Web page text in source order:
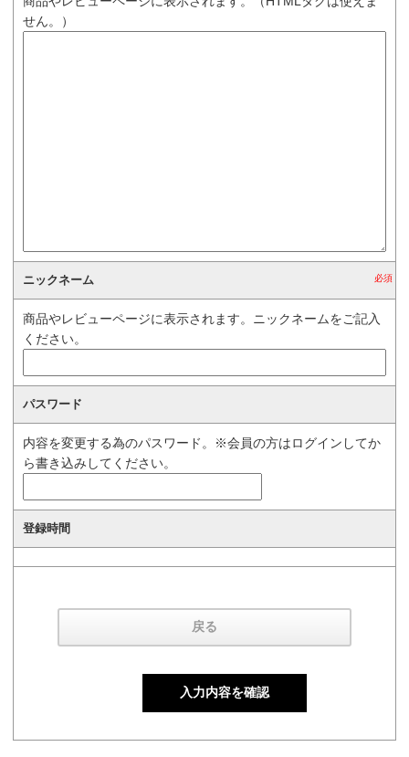
せん。）
ニックネーム 必須
商品やレビューページに表示されます。ニックネームをご記入
ください。
パスワード
内容を変更する為のパスワード。※会員の方はログインしてか
ら書き込みしてください。
登録時間